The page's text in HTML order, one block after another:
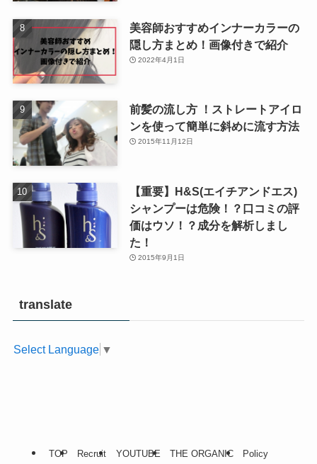
美容師おすすめインナーカラーの
隠し方まとめ！画像付きで紹介
2022年4月1日
前髪の流し方 ！ストレートアイロ
ンを使って簡単に斜めに流す方法
2015年11月12日
【重要】H&S(エイチアンドエス)
シャンプーは危険！？口コミの評
価はウソ！？成分を解析しまし
た！
2015年9月1日
translate
Select Language ▼
TOP Recruit YOUTUBE THE ORGANIC Policy